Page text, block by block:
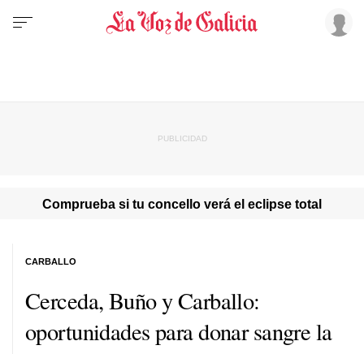
Comprueba si tu concello verá el eclipse total
Cerceda, Buño y Carballo:
oportunidades para donar sangre la
CARBALLO